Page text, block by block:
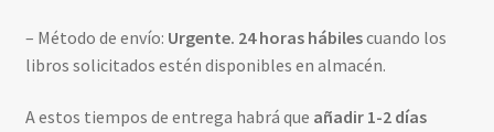
– Método de envío: Urgente. 24 horas hábilescuando los
libros solicitados estén disponibles en almacén.
A estos tiempos de entrega habrá que añadir 1-2 días